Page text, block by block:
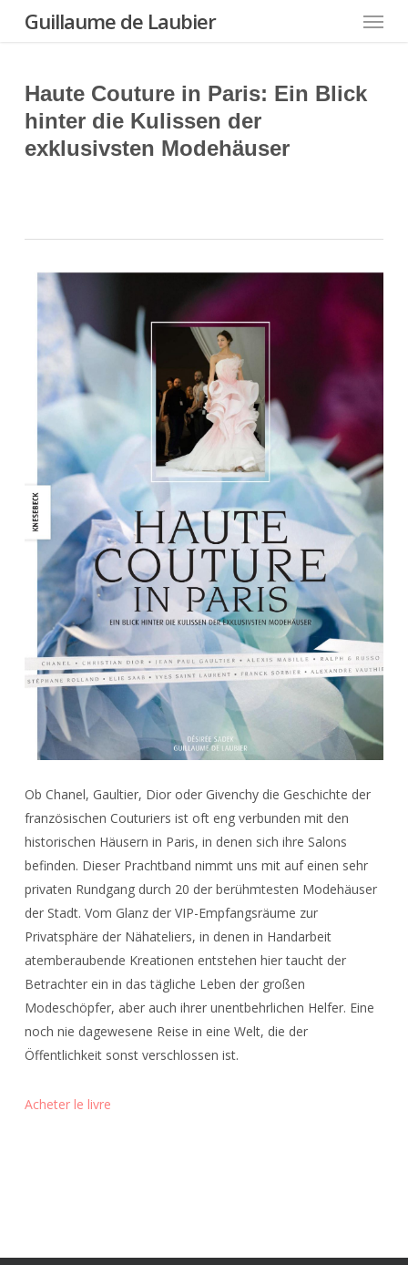
content
Guillaume de Laubier Menu
Haute Couture in Paris: Ein Blick
hinter die Kulissen der
exklusivsten Modehäuser
Ob Chanel, Gaultier, Dior oder Givenchy die Geschichte der
französischen Couturiers ist oft eng verbunden mit den
historischen Häusern in Paris, in denen sich ihre Salons
befinden. Dieser Prachtband nimmt uns mit auf einen sehr
privaten Rundgang durch 20 der berühmtesten Modehäuser
der Stadt. Vom Glanz der VIP-Empfangsräume zur
Privatsphäre der Nähateliers, in denen in Handarbeit
atemberaubende Kreationen entstehen hier taucht der
Betrachter ein in das tägliche Leben der großen
Modeschöpfer, aber auch ihrer unentbehrlichen Helfer. Eine
noch nie dagewesene Reise in eine Welt, die der
Öffentlichkeit sonst verschlossen ist.
Acheter le livre